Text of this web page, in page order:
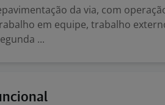
da via, com
em equipe, trabalho
...